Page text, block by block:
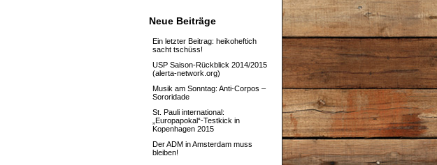
Neue Beiträge
Ein letzter Beitrag: heikoheftich
sacht tschüss!
USP Saison-Rückblick 2014/2015
(alerta-network.org)
Musik am Sonntag: Anti-Corpos –
Sororidade
St. Pauli international:
„Europapokal“-Testkick in
Kopenhagen 2015
Der ADM in Amsterdam muss
bleiben!